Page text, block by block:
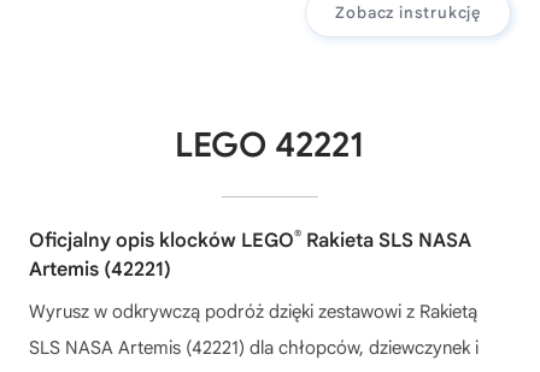
Zobacz instrukcję
LEGO 42221
Oficjalny opis klocków LEGO® Rakieta SLS NASA
Artemis (42221)
Wyrusz w odkrywczą podróż dzięki zestawowi z Rakietą
SLS NASA Artemis (42221) dla chłopców, dziewczynek i